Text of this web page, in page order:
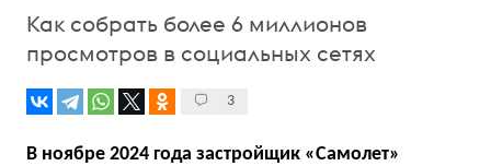
Как собрать более 6 миллионов
просмотров в социальных сетях
3
В ноябре 2024 года застройщик «Самолет»